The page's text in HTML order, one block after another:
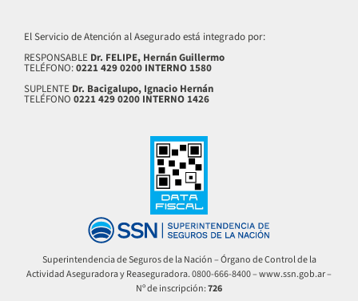
El Servicio de Atención al Asegurado está integrado por:
RESPONSABLE Dr. FELIPE, Hernán Guillermo
TELÉFONO:0221 429 0200 INTERNO 1580
SUPLENTE Dr. Bacigalupo, Ignacio Hernán
TELÉFONO0221 429 0200 INTERNO 1426
Superintendencia de Seguros de la Nación – Órgano de Control de la
Actividad Aseguradora y Reaseguradora. 0800-666-8400 –www.ssn.gob.ar–
Nº de inscripción:726